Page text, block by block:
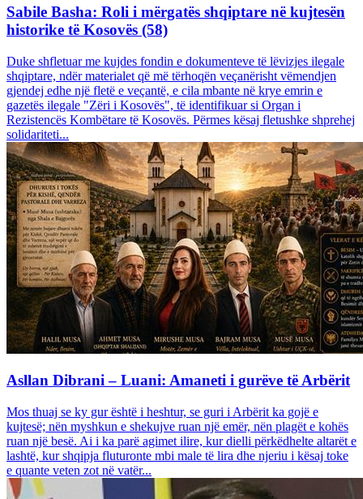
Sabile Basha: Roli i mërgatës shqiptare në kujtesën
historike të Kosovës (58)
Duke shfletuar me kujdes fondin e dokumenteve të lëvizjes ilegale
shqiptare, ndër materialet që më tërhoqën veçanërisht vëmendjen
gjendej edhe një fletë e veçantë, e cila mbante në krye emrin e
gazetës ilegale "Zëri i Kosovës", të identifikuar si Organ i
Rezistencës Kombëtare të Kosovës. Përmes kësaj fletushke shprehej
solidariteti...
Asllan Dibrani – Luani: Amaneti i gurëve të Arbërit
Mos thuaj se ky gur është i heshtur, se guri i Arbërit ka gojë e
kujtesë; nën myshkun e shekujve ruan një emër, nën plagët e kohës
ruan një besë. Ai i ka parë agimet ilire, kur dielli përkëdhelte altarët e
lashtë, kur shqipja fluturonte mbi male të lira dhe njeriu i kësaj toke
e quante veten zot në vatër...